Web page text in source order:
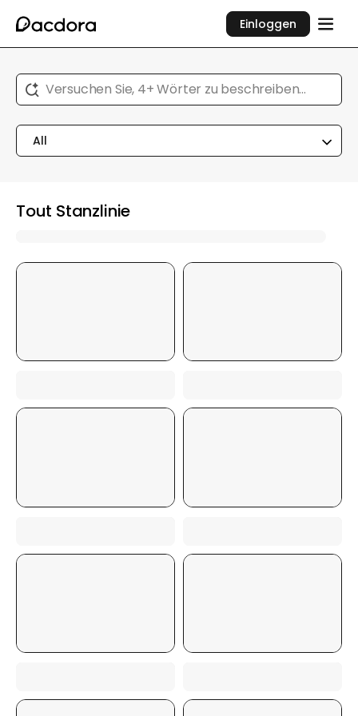
Einloggen
Versuchen Sie, 4+ Wörter zu beschreiben...
All
Tout Stanzlinie